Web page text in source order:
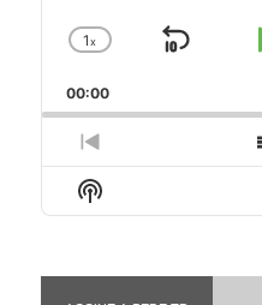
Change
Rate
1x
Skip
00:00
Previous
Episode
Show
Podcast